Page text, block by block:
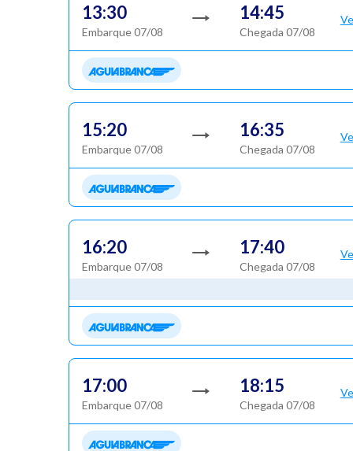
13:30
Embarque 07/08
14:45
Chegada 07/08
15:20
Embarque 07/08
16:35
Chegada 07/08
16:20
Embarque 07/08
17:40
Chegada 07/08
17:00
Embarque 07/08
18:15
Chegada 07/08